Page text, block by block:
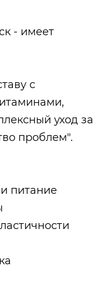
- имеет
с
уход за
проблем".
питание